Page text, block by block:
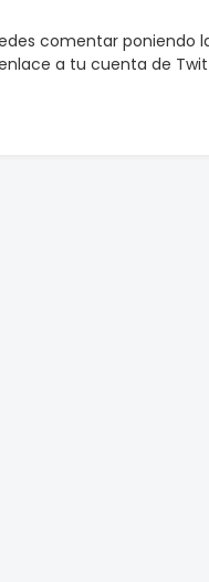
comentar poniendo
a tu cuenta de